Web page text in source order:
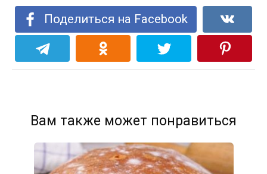
Поделиться на Facebook
Вам также может понравиться